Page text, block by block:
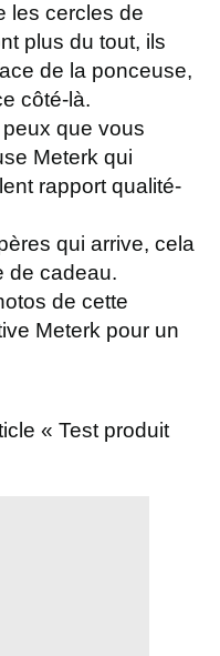
les cercles de
plus du tout, ils
de la ponceuse,
côté-là.
que vous
Meterk qui
rapport qualité-
qui arrive, cela
de cadeau.
de cette
Meterk pour un
« Test produit